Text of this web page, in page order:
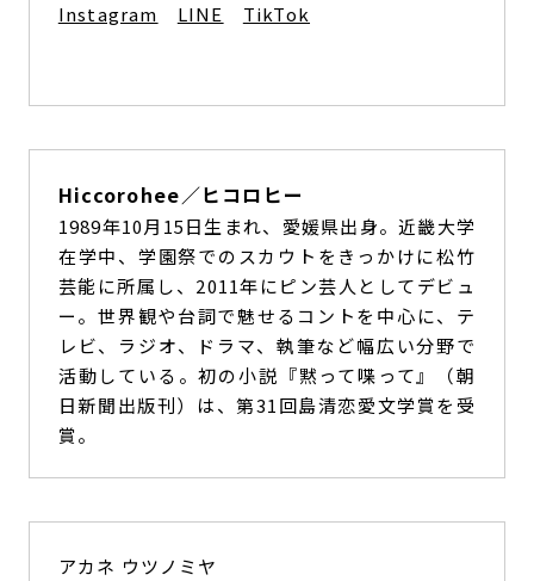
Instagram
LINE TikTok
Hiccorohee／ヒコロヒー
1989年10月15日生まれ、愛媛県出身。近畿大学
在学中、学園祭でのスカウトをきっかけに松竹
芸能に所属し、2011年にピン芸人としてデビュ
ー。世界観や台詞で魅せるコントを中心に、テ
レビ、ラジオ、ドラマ、執筆など幅広い分野で
活動している。初の小説『黙って喋って』（朝
日新聞出版刊）は、第31回島清恋愛文学賞を受
賞。
アカネ ウツノミヤ